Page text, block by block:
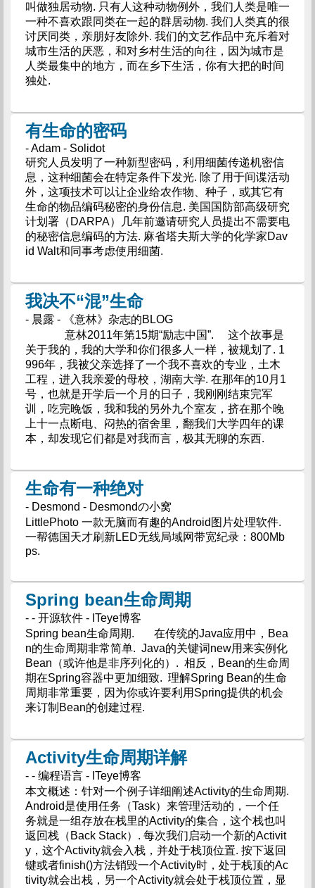
叫做独居动物. 只有人这种动物例外，我们人类是唯一
一种不喜欢跟同类在一起的群居动物. 我们人类真的很
讨厌同类，亲朋好友除外. 我们的文艺作品中充斥着对
城市生活的厌恶，和对乡村生活的向往，因为城市是
人类最集中的地方，而在乡下生活，你有大把的时间
独处.
有生命的密码
- Adam - Solidot
研究人员发明了一种新型密码，利用细菌传递机密信
息，这种细菌会在特定条件下发光. 除了用于间谍活动
外，这项技术可以让企业给农作物、种子，或其它有
生命的物品编码秘密的身份信息. 美国国防部高级研究
计划署（DARPA）几年前邀请研究人员提出不需要电
的秘密信息编码的方法. 麻省塔夫斯大学的化学家Dav
id Walt和同事考虑使用细菌.
我决不“混”生命
- 晨露 - 《意林》杂志的BLOG
意林2011年第15期“励志中国”. 这个故事是
关于我的，我的大学和你们很多人一样，被规划了. 1
996年，我被父亲选择了一个我不喜欢的专业，土木
工程，进入我亲爱的母校，湖南大学. 在那年的10月1
号，也就是开学后一个月的日子，我刚刚结束完军
训，吃完晚饭，我和我的另外九个室友，挤在那个晚
上十一点断电、闷热的宿舍里，翻我们大学四年的课
本，却发现它们都是对我而言，极其无聊的东西.
生命有一种绝对
- Desmond - Desmondの小窝
LittlePhoto 一款无脑而有趣的Android图片处理软件.
一帮德国天才刷新LED无线局域网带宽纪录：800Mb
ps.
Spring bean生命周期
- - 开源软件 - ITeye博客
Spring bean生命周期. 在传统的Java应用中，Bea
n的生命周期非常简单. Java的关键词new用来实例化
Bean（或许他是非序列化的）. 相反，Bean的生命周
期在Spring容器中更加细致. 理解Spring Bean的生命
周期非常重要，因为你或许要利用Spring提供的机会
来订制Bean的创建过程.
Activity生命周期详解
- - 编程语言 - ITeye博客
本文概述：针对一个例子详细阐述Activity的生命周期.
Android是使用任务（Task）来管理活动的，一个任
务就是一组存放在栈里的Activity的集合，这个栈也叫
返回栈（Back Stack）. 每次我们启动一个新的Activit
y，这个Activity就会入栈，并处于栈顶位置. 按下返回
键或者finish()方法销毁一个Activity时，处于栈顶的Ac
tivity就会出栈，另一个Activity就会处于栈顶位置，显